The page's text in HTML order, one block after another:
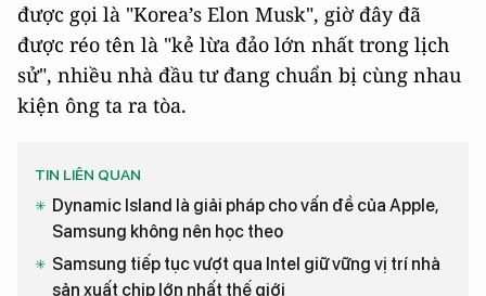
được gọi là "Korea’s Elon Musk", giờ đây đã
được réo tên là "kẻ lừa đảo lớn nhất trong lịch
sử", nhiều nhà đầu tư đang chuẩn bị cùng nhau
kiện ông ta ra tòa.
TIN LIÊN QUAN
Dynamic Island là giải pháp cho vấn đề của Apple,
Samsung không nên học theo
Samsung tiếp tục vượt qua Intel giữ vững vị trí nhà
sản xuất chip lớn nhất thế giới